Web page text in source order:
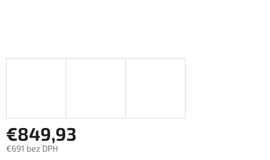
€849,93
€691 bez DPH